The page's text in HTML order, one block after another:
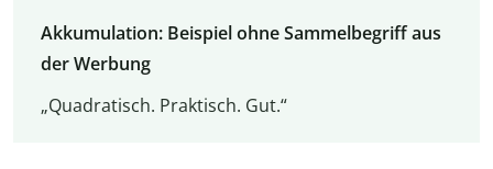
Akkumulation: Beispiel ohne Sammelbegriff aus
der Werbung
„Quadratisch. Praktisch. Gut.“